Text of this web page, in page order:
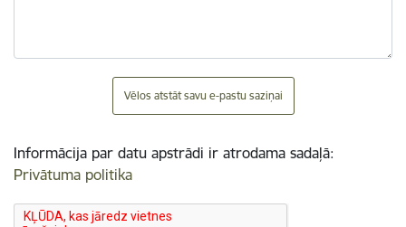
Vēlos atstāt savu e-pastu saziņai
Informācija par datu apstrādi ir atrodama sadaļā:
Privātuma politika